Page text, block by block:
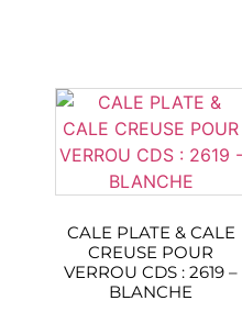
CALE PLATE & CALE
CREUSE POUR
VERROU CDS : 2619 –
BLANCHE